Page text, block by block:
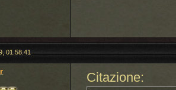
01.58.41
Citazione: